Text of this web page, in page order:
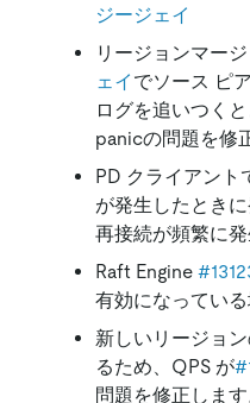
ジージェイ
リージョンマー
ェイ でソース ピ
ログを追いつく
panicの問題を修
PD クライアント
が発生したとき
再接続が頻繁に
Raft Engine
有効になってい
新しいリージョ
るため、QPS が
問題を修正します